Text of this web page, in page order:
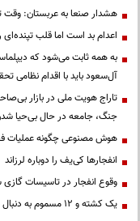
هشدار صنعا به عربستان: وقت
اعدام بد است اما قلب
به همه ثابت می‌شود که
آل‌سعود باید با اقدام نظامی
تاراج هویت ملی در بازار
جنگ، جامعه در حال بی‌حیا
هوش مصنوعی چگونه عملیات
انفجارها کی‌یف را دوباره لرزاند
وقوع انفجار در تاسیسات
یک کشته و ۱۲ مسموم به دنبال مصرف مشروبات الکلی در نیشابور